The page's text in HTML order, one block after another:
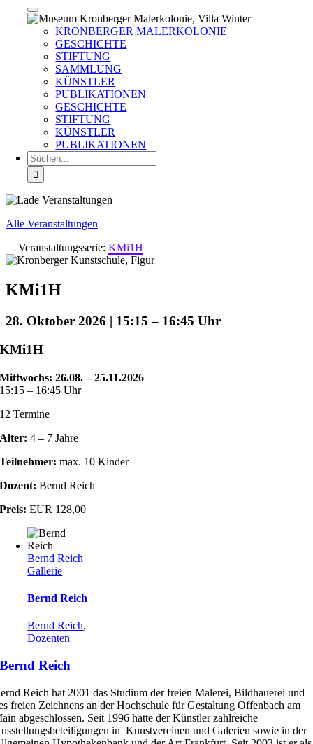
KRONBERGER MALERKOLONIE
GESCHICHTE
STIFTUNG
SAMMLUNG
KÜNSTLER
PUBLIKATIONEN
GESCHICHTE
STIFTUNG
KÜNSTLER
PUBLIKATIONEN
Suche
nach:
Alle Veranstaltungen
Veranstaltungsserie: KMi1H
KMi1H
28. Oktober 2026 | 15:15 – 16:45
KMi1H
Mittwochs: 26.08. – 25.11.2026
15:15 – 16:45 Uhr
12 Termine
Alter: 4 – 7 Jahre
Teilnehmer: max. 10 Kinder
Dozent: Bernd Reich
Preis: EUR 128,00
Bernd Reich
Gallerie
Bernd Reich
Bernd Reich,
Dozenten
Bernd Reich
Reich hat 2001 das Studium der freien Malerei, Bildhauerei und
freien Zeichnens an der Hochschule für Gestaltung Offenbach am
abgeschlossen. Seit 1996 hatte der Künstler zahlreiche
in Kunstvereinen und Galerien sowie in der